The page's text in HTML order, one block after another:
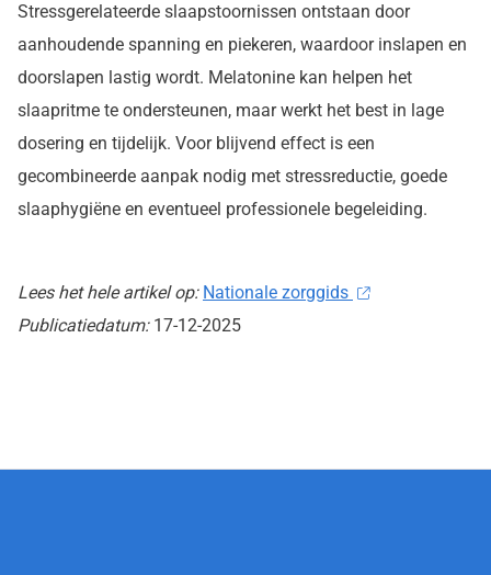
Stressgerelateerde slaapstoornissen ontstaan door
aanhoudende spanning en piekeren, waardoor inslapen en
doorslapen lastig wordt. Melatonine kan helpen het
slaapritme te ondersteunen, maar werkt het best in lage
dosering en tijdelijk. Voor blijvend effect is een
gecombineerde aanpak nodig met stressreductie, goede
slaaphygiëne en eventueel professionele begeleiding.
Lees het hele artikel op: Nationale zorggids
Publicatiedatum: 17-12-2025